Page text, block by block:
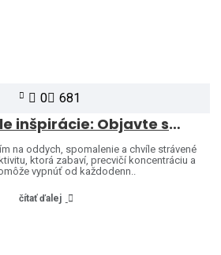
0 681
Júnové puzzle inšpirácie: Objavte svet značiek Heye a Jumbo
na oddych, spomalenie a chvíle strávené
ktorá zabaví, precvičí koncentráciu a
vypnúť od každodenn..
čítať ďalej